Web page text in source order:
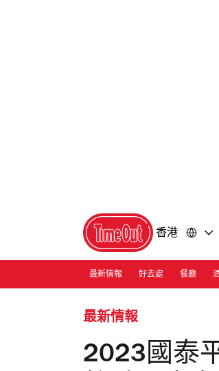
香港
最新情報 好去處 餐廳
最新情報
2023國泰